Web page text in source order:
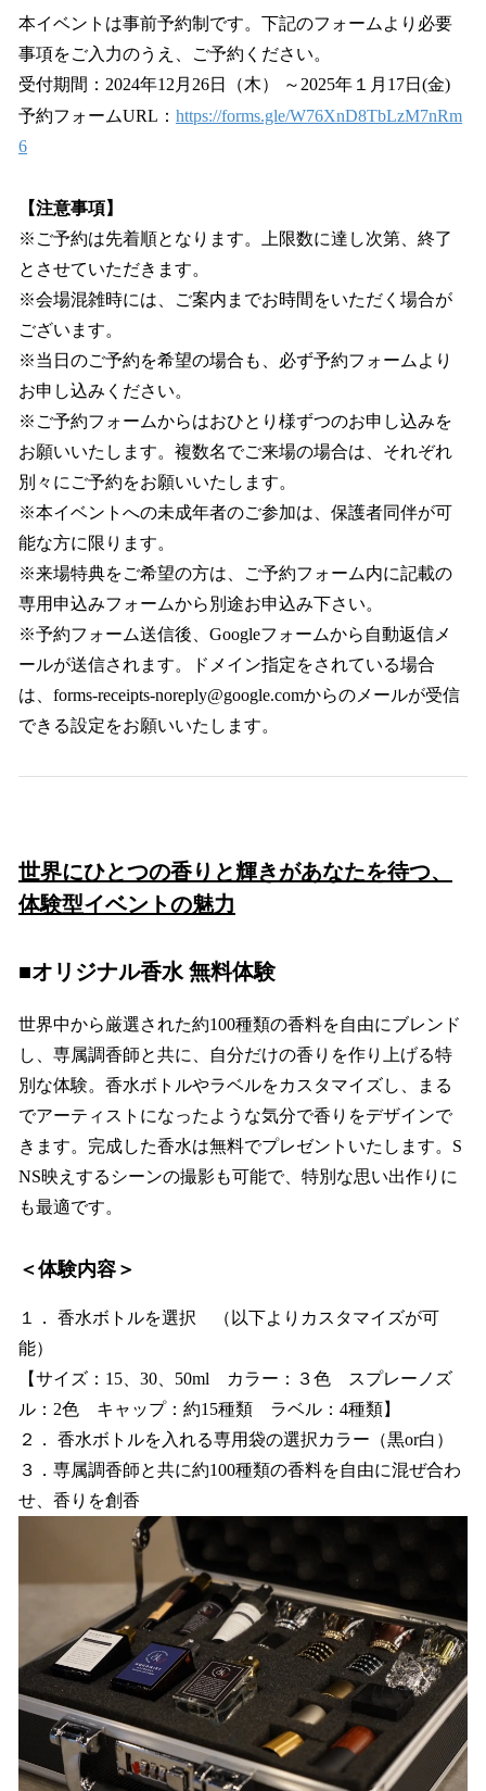
本イベントは事前予約制です。下記のフォームより必要
事項をご入力のうえ、ご予約ください。
受付期間：2024年12月26日（木） ～2025年１月17日(金)
予約フォームURL： https://forms.gle/W76XnD8TbLzM7nRm
6
【注意事項】
※ご予約は先着順となります。上限数に達し次第、終了
とさせていただきます。
※会場混雑時には、ご案内までお時間をいただく場合が
ございます。
※当日のご予約を希望の場合も、必ず予約フォームより
お申し込みください。
※ご予約フォームからはおひとり様ずつのお申し込みを
お願いいたします。複数名でご来場の場合は、それぞれ
別々にご予約をお願いいたします。
※本イベントへの未成年者のご参加は、保護者同伴が可
能な方に限ります。
※来場特典をご希望の方は、ご予約フォーム内に記載の
専用申込みフォームから別途お申込み下さい。
※予約フォーム送信後、Googleフォームから自動返信メ
ールが送信されます。ドメイン指定をされている場合
は、forms-receipts-noreply@google.comからのメールが受信
できる設定をお願いいたします。
世界にひとつの香りと輝きがあなたを待つ、
体験型イベントの魅力
■オリジナル香水 無料体験
世界中から厳選された約100種類の香料を自由にブレンド
し、専属調香師と共に、自分だけの香りを作り上げる特
別な体験。香水ボトルやラベルをカスタマイズし、まる
でアーティストになったような気分で香りをデザインで
きます。完成した香水は無料でプレゼントいたします。S
NS映えするシーンの撮影も可能で、特別な思い出作りに
も最適です。
＜体験内容＞
１． 香水ボトルを選択 （以下よりカスタマイズが可
能）
【サイズ：15、30、50ml カラー：３色 スプレーノズ
ル：2色 キャップ：約15種類 ラベル：4種類】
２． 香水ボトルを入れる専用袋の選択カラー（黒or白）
３．専属調香師と共に約100種類の香料を自由に混ぜ合わ
せ、香りを創香